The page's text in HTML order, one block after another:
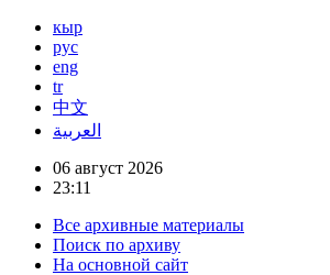
кыр
рус
eng
tr
中文
العربية
06 август 2026
23:11
Все архивные материалы
Поиск по архиву
На основной сайт